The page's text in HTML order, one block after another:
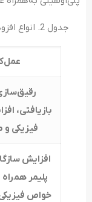
جدول 2. انواع افزودنی‌ها و عملکرد آنها برای پلی‌اولفین‌ها [6].
بازیافتی،
فیزیکی و
افزایش
پلیمر
خواص